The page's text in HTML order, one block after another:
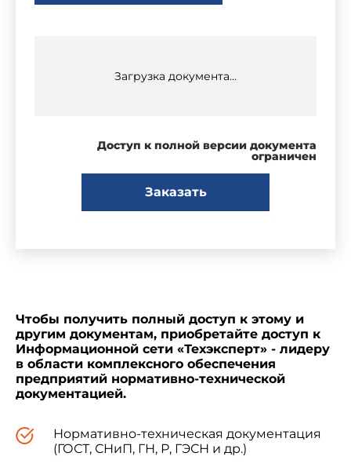
Загрузка документа...
Доступ к полной версии документа
ограничен
Заказать
Чтобы получить полный доступ к этому и
другим документам, приобретайте доступ к
Информационной сети «Техэксперт» - лидеру
в области комплексного обеспечения
предприятий нормативно-технической
документацией.
Нормативно-техническая документация
(ГОСТ, СНиП, ГН, Р, ГЭСН и др.)